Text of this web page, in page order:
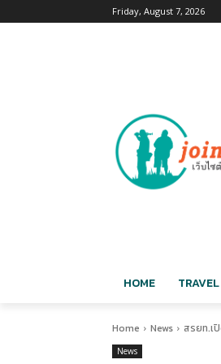
Friday, August 7, 2026
HOME TRAVEL
Home News สรยท.เ
News